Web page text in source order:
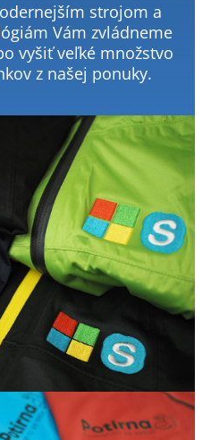
strojom a
Vám zvládneme
vyšiť veľké množstvo
z našej ponuky.